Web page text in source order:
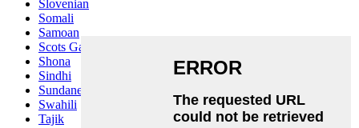
Slovenian
Somali
Samoan
Scots Gaelic
Shona
Sindhi
Sundanese
Swahili
Tajik